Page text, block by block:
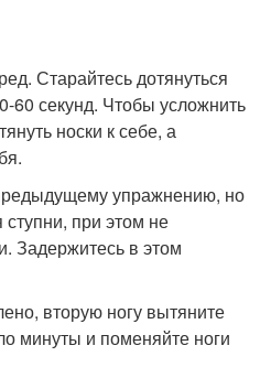
Старайтесь дотянуться
60 секунд. Чтобы усложнить
носки к себе, а
упражнению, но
ступни, при этом не
Задержитесь в этом
вторую ногу вытяните
минуты и поменяйте ноги